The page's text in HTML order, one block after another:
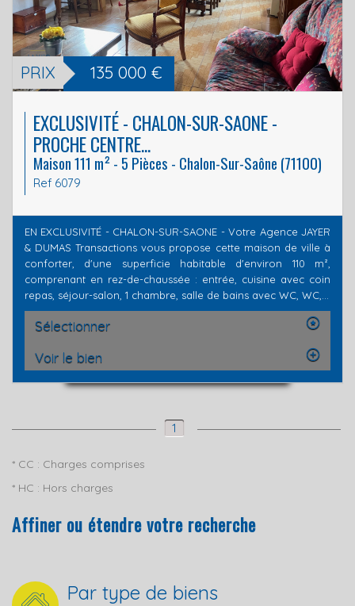
PRIX 135 000 €
EXCLUSIVITÉ - CHALON-SUR-SAONE -
PROCHE CENTRE...
Maison 111 m² - 5 Pièces - Chalon-Sur-Saône (71100)
Ref 6079
EN EXCLUSIVITÉ - CHALON-SUR-SAONE - Votre Agence JAYER
& DUMAS Transactions vous propose cette maison de ville à
conforter, d'une superficie habitable d'environ 110 m²,
comprenant en rez-de-chaussée : entrée, cuisine avec coin
repas, séjour-salon, 1 chambre, salle de bains avec WC, WC,...
Sélectionner
Voir le bien
1
* CC : Charges comprises
* HC : Hors charges
Affiner ou étendre votre recherche
Par type de biens